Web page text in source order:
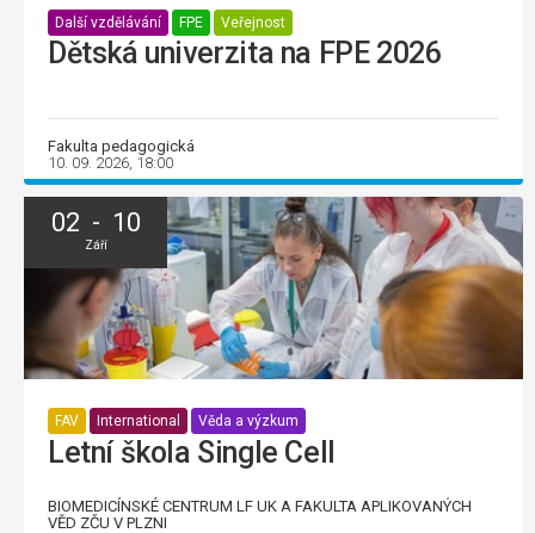
Další vzdělávání FPE Veřejnost
Dětská univerzita na FPE 2026
Fakulta pedagogická
10. 09. 2026, 18:00
02 - 10
Září
FAV International Věda a výzkum
Letní škola Single Cell
BIOMEDICÍNSKÉ CENTRUM LF UK A FAKULTA APLIKOVANÝCH
VĚD ZČU V PLZNI